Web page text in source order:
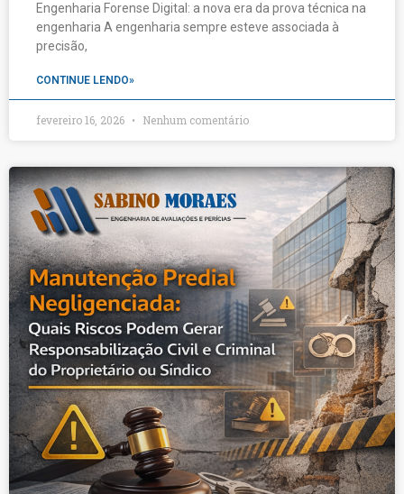
Engenharia Forense Digital: a nova era da prova técnica na
engenharia A engenharia sempre esteve associada à
precisão,
CONTINUE LENDO»
fevereiro 16, 2026 Nenhum comentário